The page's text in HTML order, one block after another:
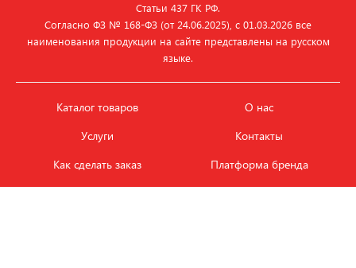
Статьи 437 ГК РФ.
Согласно ФЗ № 168‑ФЗ (от 24.06.2025), с 01.03.2026 все
наименования продукции на сайте представлены на русском
языке.
Каталог товаров
Услуги
Как сделать заказ
О нас
Контакты
Платформа бренда